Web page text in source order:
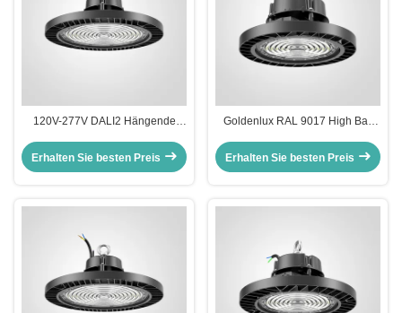
120V-277V DALI2 Hängende
Wasserdicht
Erhalten Sie besten Preis
Goldenlux RAL 9017 High Bay
Industrielle High Bay Leuchten
Erhalten Sie besten Preis